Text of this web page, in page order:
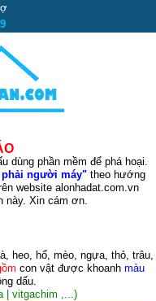
dùng phần mềm để phá hoại.
người máy"theo hướng
website alonhadat.com.vn
này. Xin cám ơn.
heo, hổ, mèo, ngựa, thỏ, trâu,
con vật được khoanh màu
dấu.
| vitgachim ,...)